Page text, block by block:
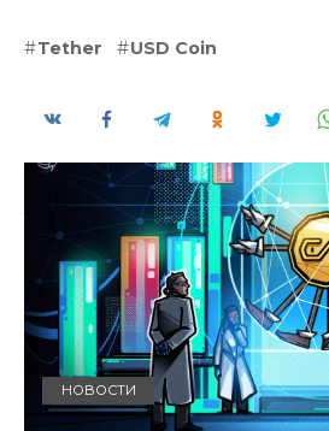
Tether USD Coin
НОВОСТИ